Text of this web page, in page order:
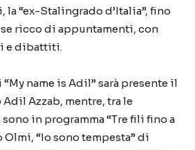
la “ex-Stalingrado d’Italia”, fino
ricco di appuntamenti, con
e dibattiti.
name is Adil” sarà presente il
Azzab, mentre, tra le
in programma “Tre fili fino a
Olmi, “Io sono tempesta” di